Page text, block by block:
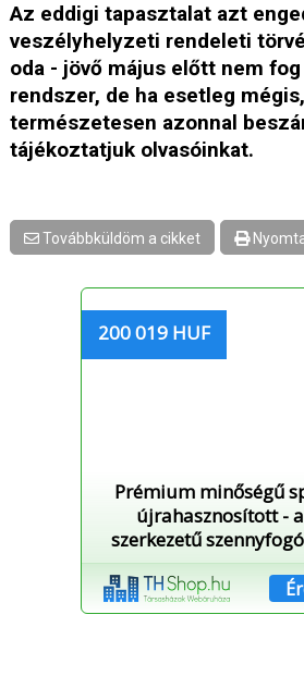
Az eddigi tapasztalat azt
veszélyhelyzeti rendeleti
oda - jövő május előtt nem
rendszer, de ha esetleg
természetesen azonnal
tájékoztatjuk olvasóinkat.
Továbbküldöm a cikket
200 019 HUF
Prémium minőségű
újrahasznosított -
szerkezetű